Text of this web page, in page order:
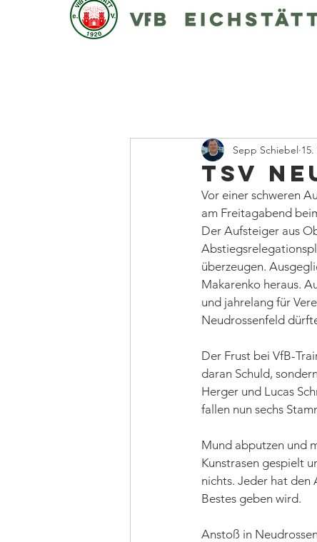
TSV
Sepp Schiebel
Vor einer schweren
am Freitagabend
Der Aufsteiger aus
überzeugen.
Makarenko heraus.
und jahrelang für
Neudrossenfeld
Der Frust bei VfB-
daran Schuld,
Herger und Lucas
fallen nun sechs
Mund abputzen und
Kunstrasen gespielt
nichts. Jeder hat den
Bestes geben wird.
Anstoß in